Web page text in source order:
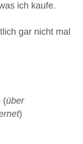
ich kaufe.
gar nicht mal
(über
)